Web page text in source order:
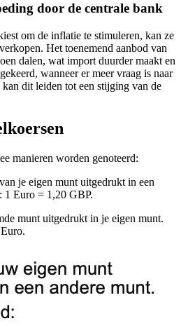
door de centrale bank
om de inflatie te stimuleren, kan ze
Het toenemend aanbod van
dalen, wat import duurder maakt en
wanneer er meer vraag is naar
dit leiden tot een stijging van de
manieren worden genoteerd:
je eigen munt uitgedrukt in een
1 Euro = 1,20 GBP.
munt uitgedrukt in je eigen munt.